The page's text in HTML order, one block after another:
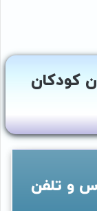
کودکان
و تلفن